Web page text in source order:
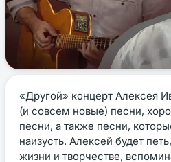
«Другой» концерт Алексея
(и совсем новые) песни,
песни, а также песни,
наизусть. Алексей будет
жизни и творчестве,